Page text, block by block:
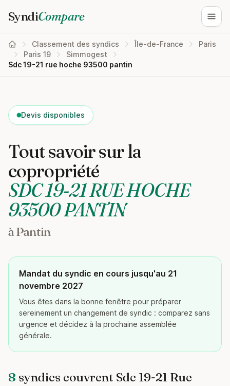
SyndiCompare
Classement des syndics Île-de-France
Paris
Paris 19
Simmogest
Sdc 19-21 rue hoche 93500 pantin
Devis disponibles
Tout savoir sur la
copropriété
SDC 19-21 RUE HOCHE
93500 PANTIN
à Pantin
Mandat du syndic en cours jusqu'au 21
novembre 2027
Vous êtes dans la bonne fenêtre pour préparer
sereinement un changement de syndic : comparez sans
urgence et décidez à la prochaine assemblée
générale.
8 syndics couvrent Sdc 19-21 Rue